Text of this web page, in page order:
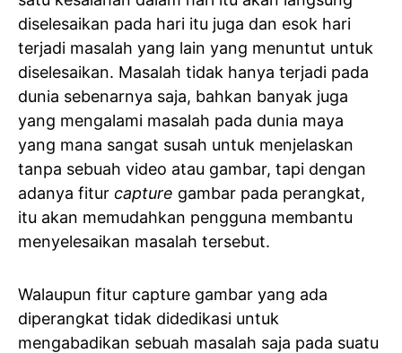
diselesaikan pada hari itu juga dan esok hari
terjadi masalah yang lain yang menuntut untuk
diselesaikan. Masalah tidak hanya terjadi pada
dunia sebenarnya saja, bahkan banyak juga
yang mengalami masalah pada dunia maya
yang mana sangat susah untuk menjelaskan
tanpa sebuah video atau gambar, tapi dengan
adanya fitur capture gambar pada perangkat,
itu akan memudahkan pengguna membantu
menyelesaikan masalah tersebut.
Walaupun fitur capture gambar yang ada
diperangkat tidak didedikasi untuk
mengabadikan sebuah masalah saja pada suatu